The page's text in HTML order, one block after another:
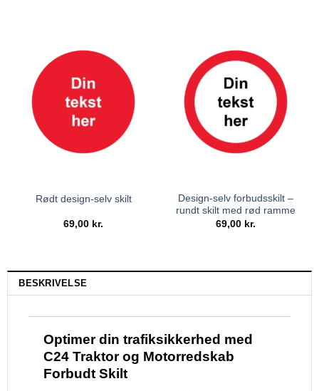
Rødt design-selv skilt
69,00 kr.
Design-selv forbudsskilt –
rundt skilt med rød ramme
69,00 kr.
BESKRIVELSE
Optimer din trafiksikkerhed med
C24 Traktor og Motorredskab
Forbudt Skilt